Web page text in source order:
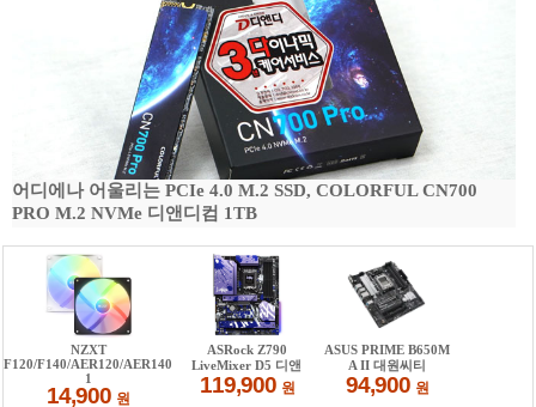
어디에나 어울리는 PCIe 4.0 M.2 SSD, COLORFUL CN700
PRO M.2 NVMe 디앤디컴 1TB